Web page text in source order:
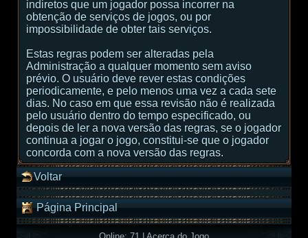
indiretos que um jogador possa incorrer na
obtenção de serviços de jogos, ou por
impossibilidade de obter tais serviços.
Estas regras podem ser alteradas pela
Administração a qualquer momento sem aviso
prévio. O usuário deve rever estas condições
periodicamente, e pelo menos uma vez a cada sete
dias. No caso em que essa revisão não é realizada
pelo usuário dentro do tempo especificado, ou
depois de ler a nova versão das regras, se o jogador
continua a jogar o jogo, constitui-se que o jogador
concorda com a nova versão das regras.
Voltar
Página Principal